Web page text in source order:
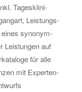
Ta­ges­kli­ni­
Leis­tungs­
eines syn­onym­
Leis­tun­gen auf
für alle
mit Ex­per­ten­